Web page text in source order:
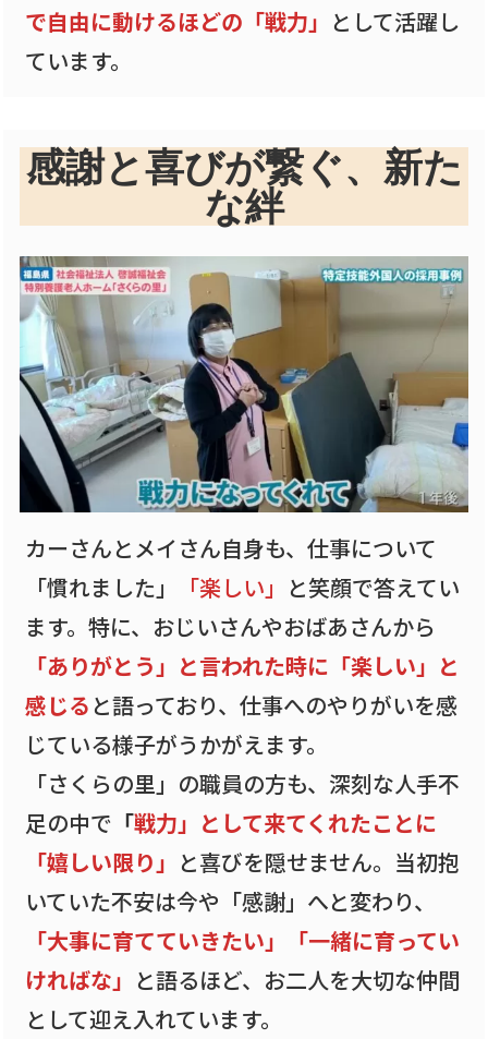
で自由に動けるほどの「戦力」 として活躍し
ています。
感謝と喜びが繋ぐ、新た
な絆
カーさんとメイさん自身も、仕事について
「慣れました」
「楽しい」 と笑顔で答えてい
ます。特に、おじいさんやおばあさんから
「ありがとう」と言われた時に「楽しい」と
感じる と語っており、仕事へのやりがいを感
じている様子がうかがえます。
「さくらの里」の職員の方も、深刻な人手不
足の中で 「戦力」として来てくれたことに
「嬉しい限り」 と喜びを隠せません。当初抱
いていた不安は今や「感謝」へと変わり、
「大事に育てていきたい」「一緒に育ってい
ければな」 と語るほど、お二人を大切な仲間
として迎え入れています。